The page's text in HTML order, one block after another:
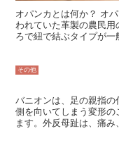
は、革のタンパク質を分
グリコールは、革の色
ります。そのため、革製
オパンカとは何か？ オ
われていた革製の農民
ろで紐で結ぶタイプが一
パンカは、歩きやすく
によく愛用されていま
えから守るためにも重宝
その他
バニオンは、足の親指
側を向いてしまう変形
ます。外反母趾は、痛